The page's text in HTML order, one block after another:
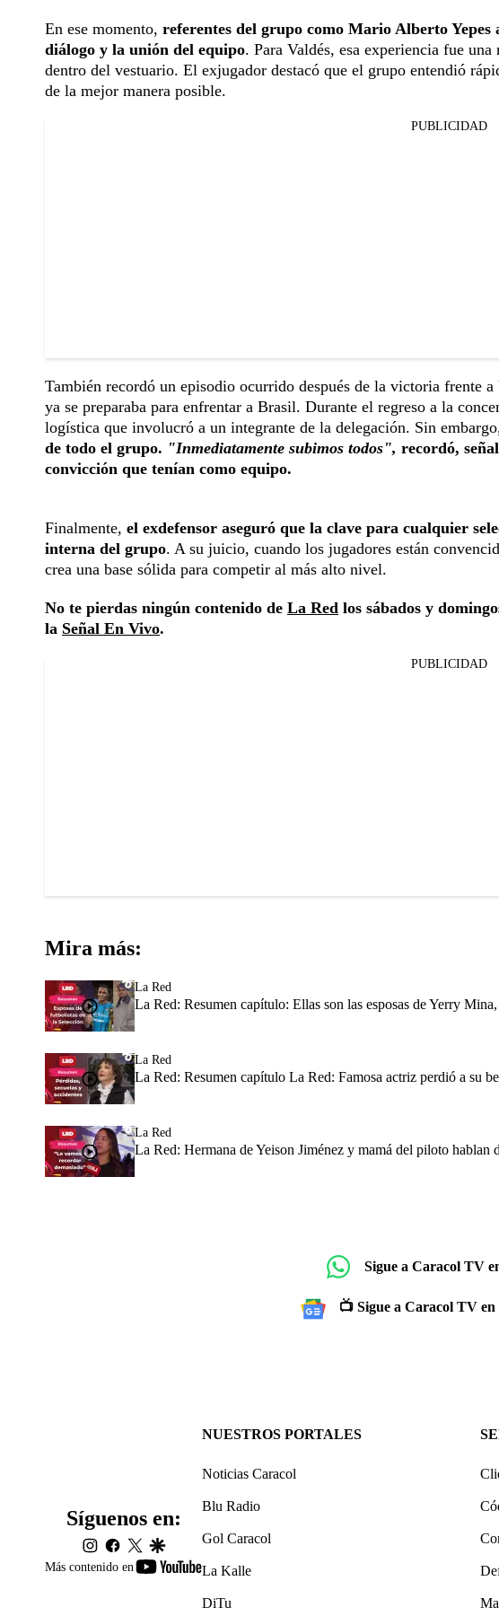
En ese momento, referentes del grupo como Mario Alberto
diálogo y la unión del equipo. Para Valdés, esa experiencia fue
dentro del vestuario. El exjugador destacó que el grupo entendió
de la mejor manera posible.
PUBLICIDAD
También recordó un episodio ocurrido después de la victoria frente
ya se preparaba para enfrentar a Brasil. Durante el regreso a la
logística que involucró a un integrante de la delegación. Sin
de todo el grupo. "Inmediatamente subimos todos", recordó,
convicción que tenían como equipo.
Finalmente, el exdefensor aseguró que la clave para cualquier
interna del grupo. A su juicio, cuando los jugadores están
crea una base sólida para competir al más alto nivel.
No te pierdas ningún contenido de La Red los sábados y
la Señal En Vivo.
PUBLICIDAD
Mira más:
La Red
La Red: Resumen capítulo: Ellas son las esposas de Yerry
La Red
La Red: Resumen capítulo La Red: Famosa actriz perdió a su
La Red
La Red: Hermana de Yeison Jiménez y mamá del piloto hablan
Sigue a Caracol TV
📺 Sigue a Caracol TV en
Más contenido en
youtube-
Síguenos en:
instagram
facebook
twittergoogle
NUESTROS PORTALES
Noticias Caracol
Blu Radio
Gol Caracol
La Kalle
DiTu